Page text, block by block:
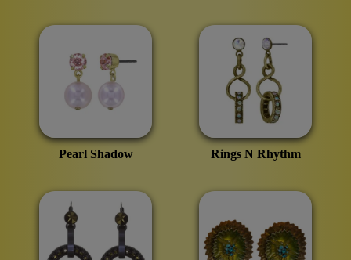
Pearl Shadow Rings N Rhythm